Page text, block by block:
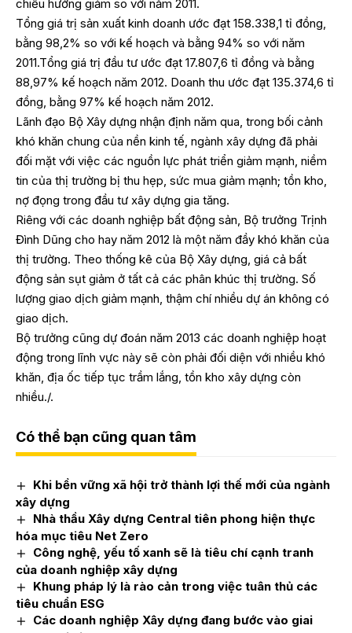
chiều hướng giảm so với năm 2011.
Tổng giá trị sản xuất kinh doanh ước đạt 158.338,1 tỉ đồng,
bằng 98,2% so với kế hoạch và bằng 94% so với năm
2011.Tổng giá trị đầu tư ước đạt 17.807,6 tỉ đồng và bằng
88,97% kế hoạch năm 2012. Doanh thu ước đạt 135.374,6 tỉ
đồng, bằng 97% kế hoạch năm 2012.
Lãnh đạo Bộ Xây dựng nhận định năm qua, trong bối cảnh
khó khăn chung của nền kinh tế, ngành xây dựng đã phải
đối mặt với việc các nguồn lực phát triển giảm mạnh, niềm
tin của thị trường bị thu hẹp, sức mua giảm mạnh; tồn kho,
nợ đọng trong đầu tư xây dựng gia tăng.
Riêng với các doanh nghiệp bất động sản, Bộ trưởng Trịnh
Đình Dũng cho hay năm 2012 là một năm đầy khó khăn của
thị trường. Theo thống kê của Bộ Xây dựng, giá cả bất
động sản sụt giảm ở tất cả các phân khúc thị trường. Số
lượng giao dịch giảm mạnh, thậm chí nhiều dự án không có
giao dịch.
Bộ trưởng cũng dự đoán năm 2013 các doanh nghiệp hoạt
động trong lĩnh vực này sẽ còn phải đối diện với nhiều khó
khăn, địa ốc tiếp tục trầm lắng, tồn kho xây dựng còn
nhiều./.
Có thể bạn cũng quan tâm
Khi bền vững xã hội trở thành lợi thế mới của ngành
xây dựng
Nhà thầu Xây dựng Central tiên phong hiện thực
hóa mục tiêu Net Zero
Công nghệ, yếu tố xanh sẽ là tiêu chí cạnh tranh
của doanh nghiệp xây dựng
Khung pháp lý là rào cản trong việc tuân thủ các
tiêu chuẩn ESG
Các doanh nghiệp Xây dựng đang bước vào giai